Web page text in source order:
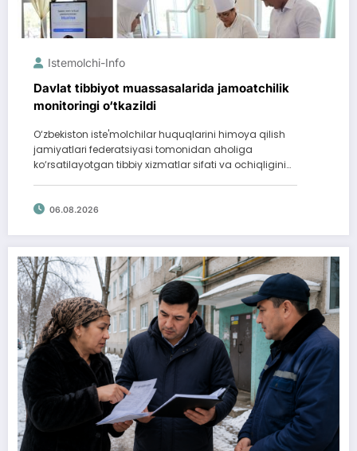
Istemolchi-Info
Davlat tibbiyot muassasalarida jamoatchilik
monitoringi o‘tkazildi
O‘zbekiston iste'molchilar huquqlarini himoya qilish
jamiyatlari federatsiyasi tomonidan aholiga
ko‘rsatilayotgan tibbiy xizmatlar sifati va ochiqligini…
06.08.2026